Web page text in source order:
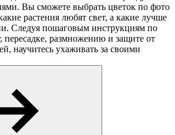
Вы сможете выбрать цветок по фото
растения любят свет, а какие лучше
Следуя пошаговым инструкциям по
пересадке, размножению и защите от
научитесь ухаживать за своими